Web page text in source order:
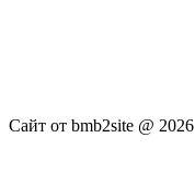
Сайт от bmb2site @ 2026